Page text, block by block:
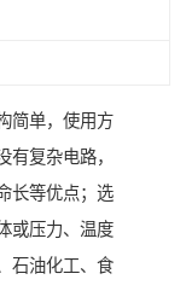
简单，使用方
复杂电路，
长等优点；选
或压力、温度
石油化工、食